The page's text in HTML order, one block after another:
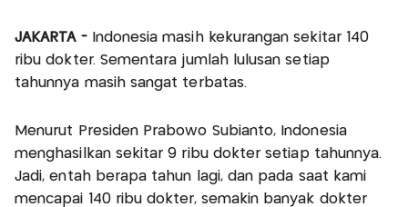
JAKARTA - Indonesia masih kekurangan sekitar 140
ribu dokter. Sementara jumlah lulusan setiap
tahunnya masih sangat terbatas.
Menurut Presiden Prabowo Subianto, Indonesia
menghasilkan sekitar 9 ribu dokter setiap tahunnya.
Jadi, entah berapa tahun lagi, dan pada saat kami
mencapai 140 ribu dokter, semakin banyak dokter